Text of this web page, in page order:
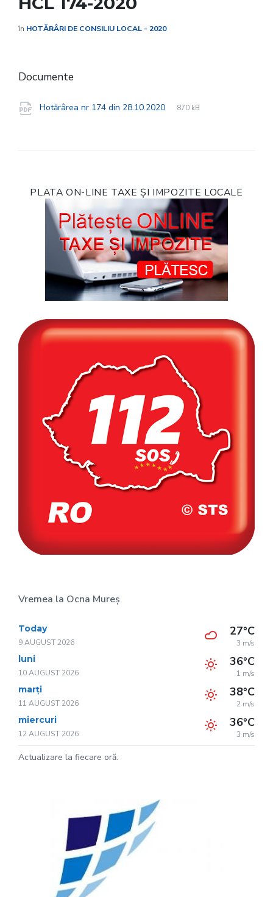
în HOTĂRÂRI DE CONSILIU LOCAL - 2020
Documente
Hotărârea nr 174 din 28.10.2020
File
pdf
File
870 kB
PLATA ON-LINE TAXE ȘI IMPOZITE LOCALE
Vremea la Ocna Mureș
Today
9 AUGUST 2026
27°C
3 m/s
luni
10 AUGUST 2026
36°C
1 m/s
marți
11 AUGUST 2026
38°C
2 m/s
miercuri
12 AUGUST 2026
36°C
3 m/s
Actualizare la fiecare oră.